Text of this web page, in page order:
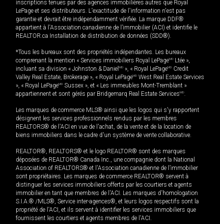
inscriptions tenues par des agences immobilières autres que Royal
LePage et ses distributeurs. L'exactitude de l'information n'est pas
garantie et devrait être indépendamment vérifiée. La marque DDF®
appartient à l'Association canadienne de l’immobilier (ACI) et identifie le
REALTOR.ca Installation de distribution de données (SDD®).
*Tous les bureaux sont des propriétés indépendantes. Les bureaux
comprenant la mention « Services immobiliers Royal LePageMD Ltée »,
incluant sa division « Johnston & Daniel MD », « Royal LePageMD Credit
Valley Real Estate, Brokerage », « Royal LePageMD West Real Estate Services
», « Royal LePageMD Sussex », et « Les immeubles Mont-Tremblant »
appartiennent et sont gérés par Bridgemarq Real Estate ServicesMD.
Les marques de commerce MLS® ainsi que les logos qui s'y rapportent
désignent les services professionnels rendus par les membres
REALTORS® de l'ACI en vue de l'achat, de la vente et de la location de
biens immobiliers dans le cadre d'un système de vente collaborative.
REALTOR®, REALTORS® et le logo REALTOR® sont des marques
déposées de REALTOR® Canada Inc., une compagnie dont la National
Association of REALTORS® et l'Association canadienne de l’immobilier
sont propriétaires. Les marques de commerce REALTOR® servent à
distinguer les services immobiliers offerts par les courtiers et agents
immobilier en tant que membres de l'ACI. Les marques d'homologation
S.I.A.® /MLS®, Service inter-agences®, et leurs logos respectifs sont la
propriété de l'ACI, et ils servent à identifier les services immobiliers que
fournissent les courtiers et agents membres de l'ACI.